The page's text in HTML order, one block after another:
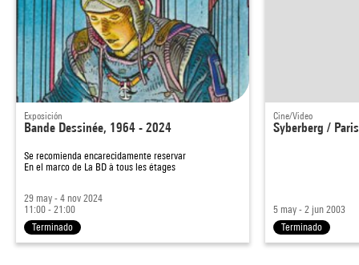
Exposición
Bande Dessinée, 1964 - 2024
Se recomienda encarecidamente reservar
En el marco de La BD à tous les étages
29 may - 4 nov 2024
11:00 - 21:00
Terminado
Cine/Video
Syberberg /
5 may - 2 jun 2003
Terminado